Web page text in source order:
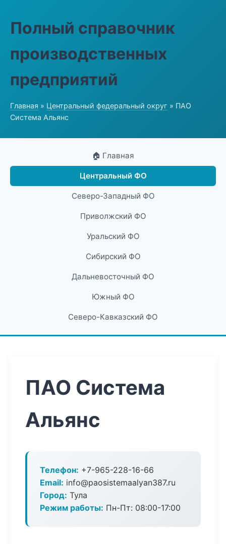
Полный справочник
производственных
предприятий
Главная » Центральный федеральный округ » ПАО
Система Альянс
🏠 Главная
Центральный ФО
Северо-Западный ФО
Приволжский ФО
Уральский ФО
Сибирский ФО
Дальневосточный ФО
Южный ФО
Северо-Кавказский ФО
ПАО Система
Альянс
Телефон: +7-965-228-16-66
Email: info@paosistemaalyan387.ru
Город: Тула
Режим работы: Пн-Пт: 08:00-17:00